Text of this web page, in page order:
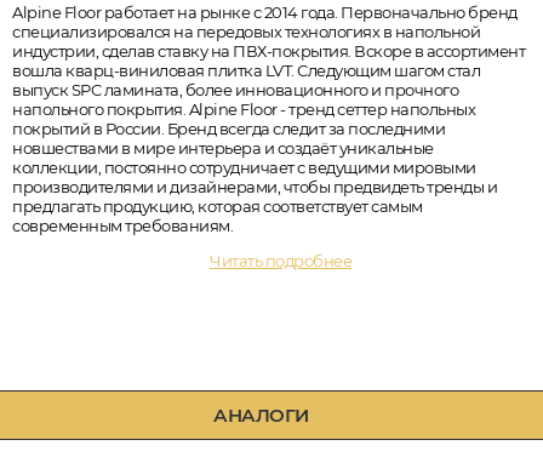
Alpine Floor работает на рынке с 2014 года. Первоначально бренд
специализировался на передовых технологиях в напольной
индустрии, сделав ставку на ПВХ-покрытия. Вскоре в ассортимент
вошла кварц-виниловая плитка LVT. Следующим шагом стал
выпуск SPC ламината, более инновационного и прочного
напольного покрытия. Alpine Floor - тренд сеттер напольных
покрытий в России. Бренд всегда следит за последними
новшествами в мире интерьера и создаёт уникальные
коллекции, постоянно сотрудничает с ведущими мировыми
производителями и дизайнерами, чтобы предвидеть тренды и
предлагать продукцию, которая соответствует самым
современным требованиям.
Читать подробнее
АНАЛОГИ